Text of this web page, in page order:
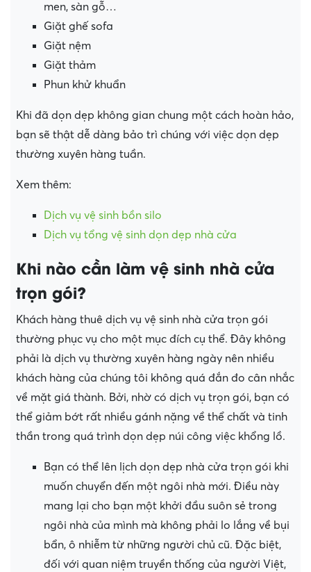
men, sàn gỗ…
Giặt ghế sofa
Giặt nệm
Giặt thảm
Phun khử khuẩn
Khi đã dọn dẹp không gian chung một cách hoàn hảo,
bạn sẽ thật dễ dàng bảo trì chúng với việc dọn dẹp
thường xuyên hàng tuần.
Xem thêm:
Dịch vụ vệ sinh bồn silo
Dịch vụ tổng vệ sinh dọn dẹp nhà cửa
Khi nào cần làm vệ sinh nhà cửa
trọn gói?
Khách hàng thuê dịch vụ vệ sinh nhà cửa trọn gói
thường phục vụ cho một mục đích cụ thể. Đây không
phải là dịch vụ thường xuyên hàng ngày nên nhiều
khách hàng của chúng tôi không quá đắn đo cân nhắc
về mặt giá thành. Bởi, nhờ có dịch vụ trọn gói, bạn có
thể giảm bớt rất nhiều gánh nặng về thể chất và tinh
thần trong quá trình dọn dẹp núi công việc khổng lồ.
Bạn có thể lên lịch dọn dẹp nhà cửa trọn gói khi
muốn chuyển đến một ngôi nhà mới. Điều này
mang lại cho bạn một khởi đầu suôn sẻ trong
ngôi nhà của mình mà không phải lo lắng về bụi
bẩn, ô nhiễm từ những người chủ cũ. Đặc biệt,
đối với quan niệm truyền thống của người Việt,